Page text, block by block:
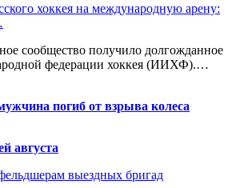
хоккея на международную арену:
сообщество получило долгожданное
федерации хоккея (ИИХФ).…
погиб от взрыва колеса
августа
выездных бригад